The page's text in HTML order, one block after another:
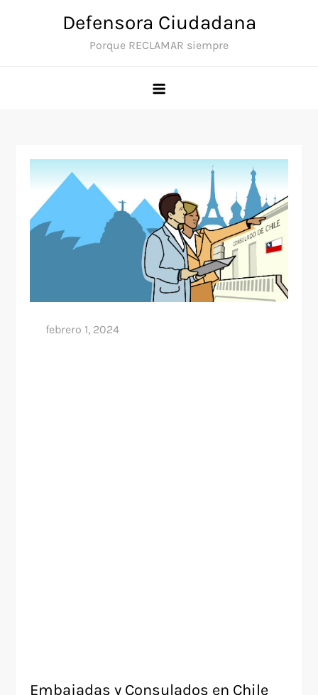
Defensora Ciudadana
Porque RECLAMAR siempre
Embajadas y Consulados en Chile